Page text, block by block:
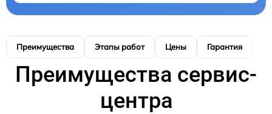
Преимущества Этапы работ Цены Гарантия
Преимущества сервис-
центра